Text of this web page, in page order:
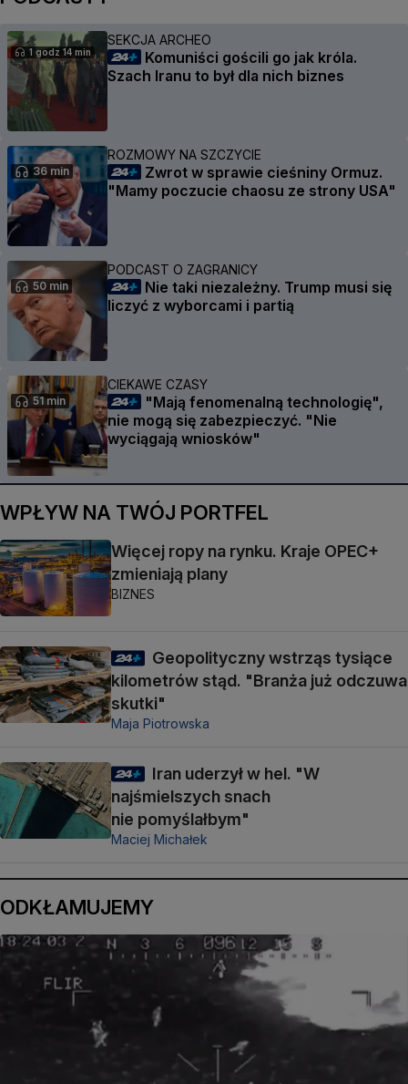
1 godz 14 min
SEKCJA ARCHEO
Komuniści gościli go jak króla.
Szach Iranu to był dla nich biznes
36 min
ROZMOWY NA SZCZYCIE
Zwrot w sprawie cieśniny Ormuz.
"Mamy poczucie chaosu ze strony USA"
50 min
PODCAST O ZAGRANICY
Nie taki niezależny. Trump musi się
liczyć z wyborcami i partią
51 min
CIEKAWE CZASY
"Mają fenomenalną technologię",
nie mogą się zabezpieczyć. "Nie
wyciągają wniosków"
WPŁYW NA TWÓJ PORTFEL
Więcej ropy na rynku. Kraje OPEC+
zmieniają plany
BIZNES
Geopolityczny wstrząs tysiące
kilometrów stąd. "Branża już odczuwa
skutki"
Maja Piotrowska
Iran uderzył w hel. "W
najśmielszych snach
nie pomyślałbym"
Maciej Michałek
ODKŁAMUJEMY